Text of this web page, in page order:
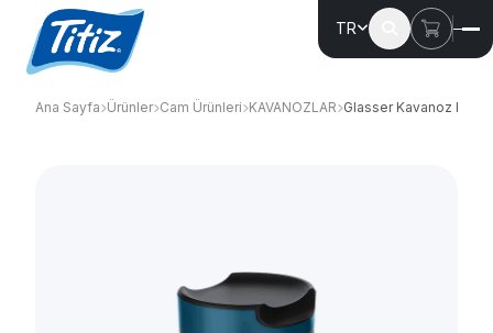
TR
Ana Sayfa Ürünler Cam Ürünleri KAVANOZLAR Glasser Kavanoz KC-